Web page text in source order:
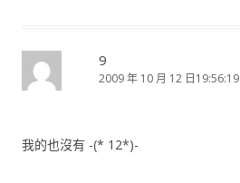
9
2009 年 10 月 12 日19:56:19
我的也沒有 -(* 12*)-